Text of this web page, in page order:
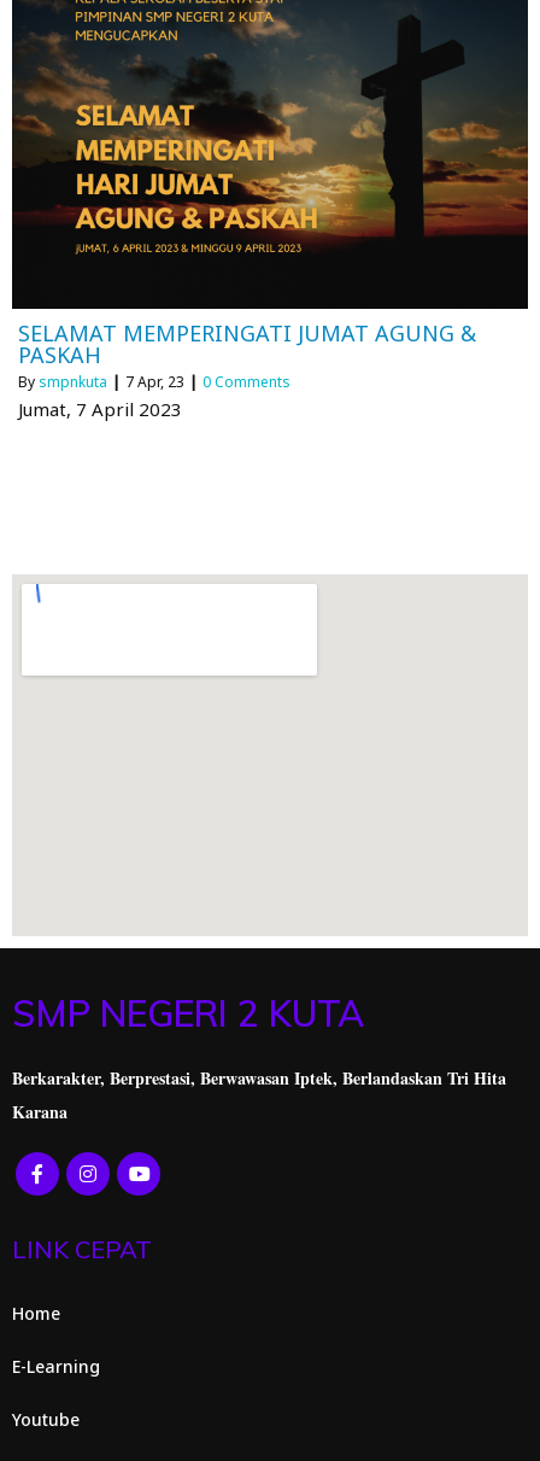
SELAMAT MEMPERINGATI JUMAT AGUNG &
PASKAH
By smpnkuta | 7Apr, 23 | 0 Comments
Jumat, 7 April 2023
SMP NEGERI 2 KUTA
Berkarakter, Berprestasi, Berwawasan Iptek, Berlandaskan Tri Hita
Karana
LINK CEPAT
Home
E-Learning
Youtube